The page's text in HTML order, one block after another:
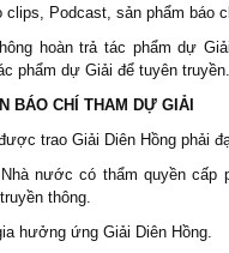
clips, Podcast, sản phẩm báo
hoàn trả tác phẩm dự
phẩm dự Giải để tuyên truyền.
BÁO CHÍ THAM DỰ GIẢI
trao Giải Diên Hồng phải
nước có thẩm quyền cấp
thông.
hưởng ứng Giải Diên Hồng.